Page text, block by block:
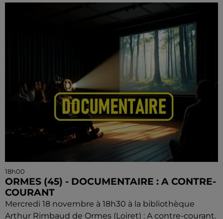
18h00
ORMES (45) - DOCUMENTAIRE : A CONTRE-
COURANT
Mercredi 18 novembre à 18h30 à la bibliothèque
Arthur Rimbaud de Ormes (Loiret) : A contre-courant.